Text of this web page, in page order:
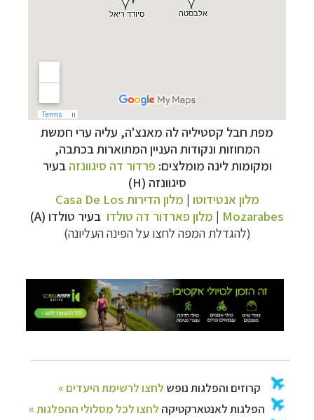
מפת חבל קסטיליה לה מאנצ'ה, עליה ערי חמשת
המחוזות ונקודות העניין המתוארות בכתבה,
ומקומות לינה מומלצים: פרדור דה סיגוונזה בעיר
סיגוונזה (H)
מלון אנטידוטו | מלון הדירות Casa De Los
Mozarabes
| מלון פארדור דה טולדו בעיר טולדו (A)
(להגדלת המפה לחצו על הפינה העליונה)
קרוזים והפלגות נופש לחצו לרשימת היעדים »
הפלגות לאנטארקטיקהלחצו לכל מסלולי ההפלגות »
הפלגות לארצות הקוטב הצפונילחצו לקבלת כל
האפשרויות »